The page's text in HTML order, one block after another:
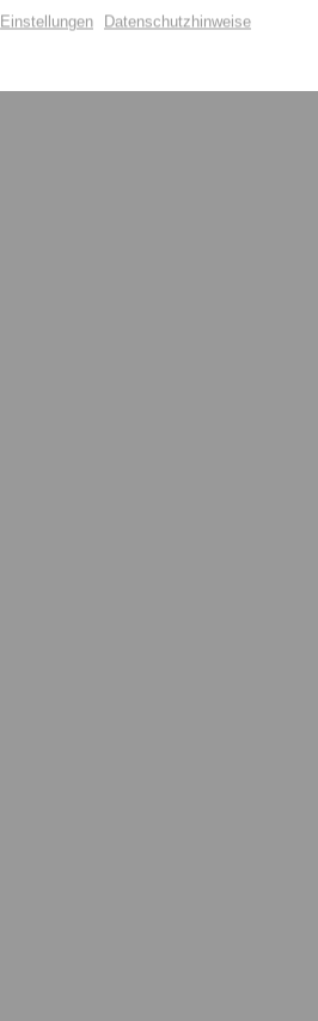
Einstellungen Datenschutzhinweise